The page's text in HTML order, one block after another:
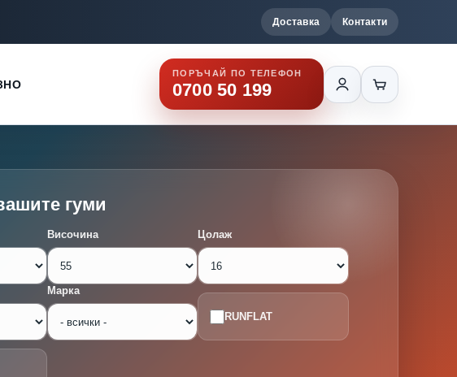
Доставка Контакти
ПОРЪЧАЙ ПО ТЕЛЕФОН
0700 50 199
гуми
Височина Цолаж
Марка
RUNFLAT